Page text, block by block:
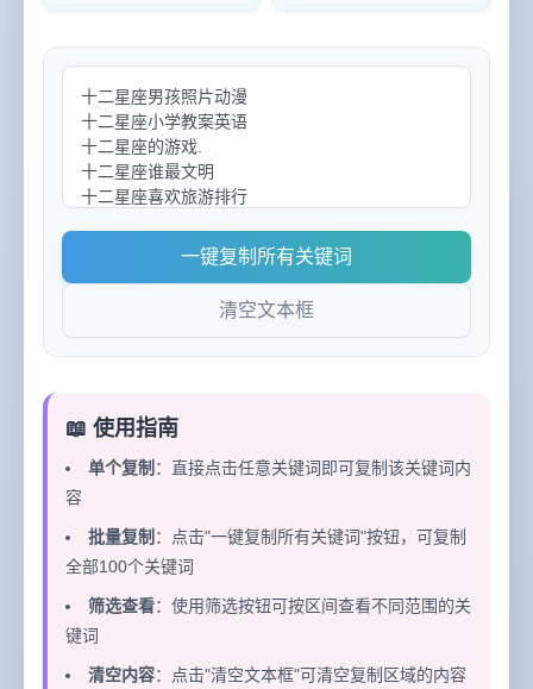
一键复制所有关键词
清空文本框
📖 使用指南
单个复制 ：直接点击任意关键词即可复制该关键词内
容
批量复制 ：点击"一键复制所有关键词"按钮，可复制
全部100个关键词
筛选查看：使用筛选按钮可按区间查看不同范围的关
键词
清空内容：点击"清空文本框"可清空复制区域的内容